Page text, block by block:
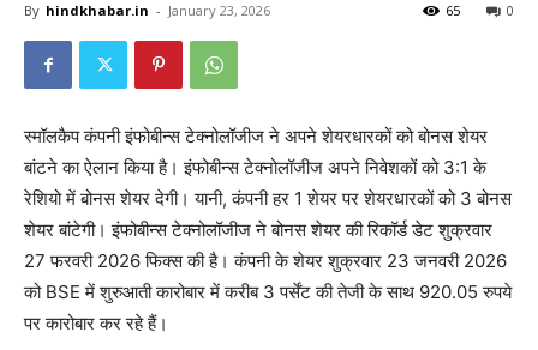
By hindkhabar.in - January 23, 2026 0
65
स्मॉलकैप कंपनी इंफोबीन्स टेक्नोलॉजीज ने अपने शेयरधारकों को बोनस शेयर
बांटने का ऐलान किया है। इंफोबीन्स टेक्नोलॉजीज अपने निवेशकों को 3:1 के
रेशियो में बोनस शेयर देगी। यानी, कंपनी हर 1 शेयर पर शेयरधारकों को 3 बोनस
शेयर बांटेगी। इंफोबीन्स टेक्नोलॉजीज ने बोनस शेयर की रिकॉर्ड डेट शुक्रवार
27 फरवरी 2026 फिक्स की है। कंपनी के शेयर शुक्रवार 23 जनवरी 2026
को BSE में शुरुआती कारोबार में करीब 3 पर्सेंट की तेजी के साथ 920.05 रुपये
पर कारोबार कर रहे हैं।